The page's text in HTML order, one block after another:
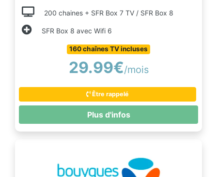
200 chaines + SFR Box 7 TV / SFR Box 8
SFR Box 8 avec Wifi 6
160 chaînes TV incluses
29.99€/mois
Être rappelé
Plus d'infos